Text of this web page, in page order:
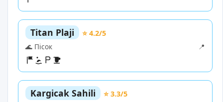
Titan Plaji
⭐ 4.2/5
🌊 Пісок
📍
Kargicak Sahili
⭐ 3.3/5